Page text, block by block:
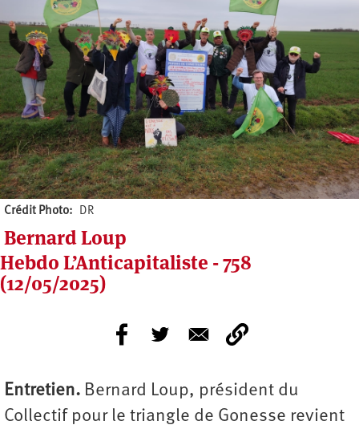
Crédit Photo DR
Bernard Loup
Hebdo L’Anticapitaliste - 758
(12/05/2025)
Entretien. Bernard Loup, président du
Collectif pour le triangle de Gonesse revient